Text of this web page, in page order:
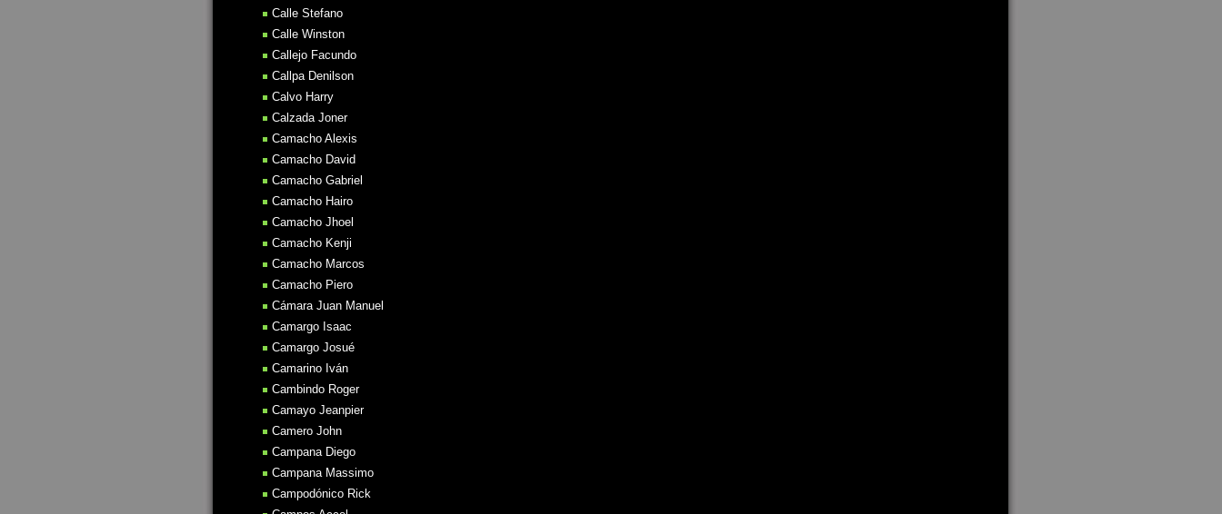
Calle Stefano
Calle Winston
Callejo Facundo
Callpa Denilson
Calvo Harry
Calzada Joner
Camacho Alexis
Camacho David
Camacho Gabriel
Camacho Hairo
Camacho Jhoel
Camacho Kenji
Camacho Marcos
Camacho Piero
Cámara Juan Manuel
Camargo Isaac
Camargo Josué
Camarino Iván
Cambindo Roger
Camayo Jeanpier
Camero John
Campana Diego
Campana Massimo
Campodónico Rick